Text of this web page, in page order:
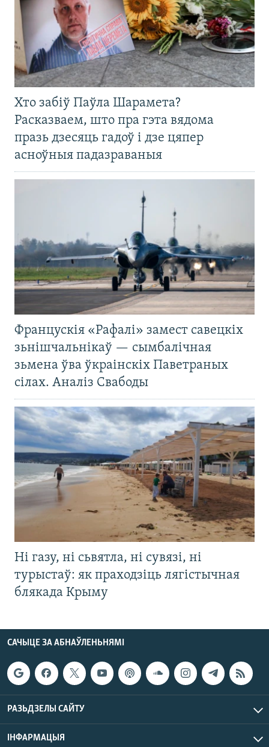
Хто забіў Паўла Шарамета?
Расказваем, што пра гэта вядома
празь дзесяць гадоў і дзе цяпер
асноўныя падазраваныя
Францускія «Рафалі» замест савецкіх
зьнішчальнікаў — сымбалічная
зьмена ўва ўкраінскіх Паветраных
сілах. Аналіз Свабоды
Ні газу, ні сьвятла, ні сувязі, ні
турыстаў: як праходзіць лягістычная
блякада Крыму
САЧЫЦЕ ЗА АБНАЎЛЕНЬНЯМІ
РАЗЬДЗЕЛЫ САЙТУ
ІНФАРМАЦЫЯ